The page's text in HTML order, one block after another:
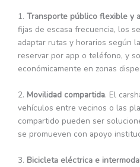
1. Transporte público flexible y
fijas de escasa frecuencia, los
adaptar rutas y horarios según
reservar por app o teléfono, y
económicamente en zonas
2. Movilidad compartida. El
vehículos entre vecinos o las
compartido pueden ser
se promueven con apoyo
3. Bicicleta eléctrica e